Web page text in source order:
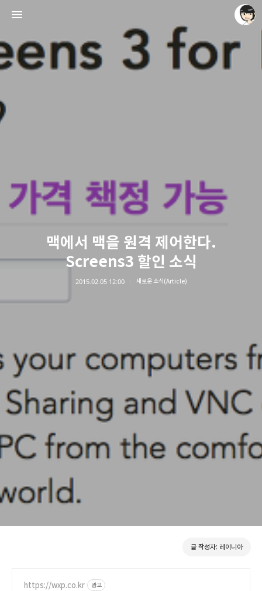
맥에서 맥을 원격 제어한다.
Screens3 할인 소식
2015.02.05 12:00 새로운 소식(Article)
글 작성자: 레이니아
https://wxp.co.kr 광고